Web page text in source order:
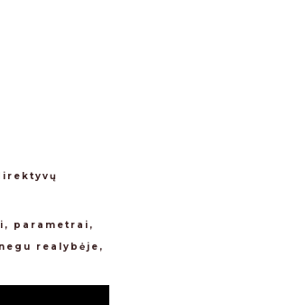
parametrai,
realybėje,